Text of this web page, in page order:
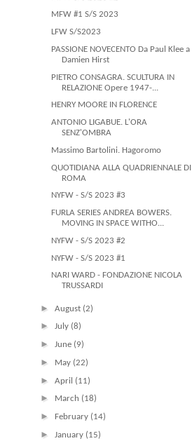
MFW #1 S/S 2023
LFW S/S2023
PASSIONE NOVECENTO Da Paul Klee a
Damien Hirst
PIETRO CONSAGRA. SCULTURA IN
RELAZIONE Opere 1947-...
HENRY MOORE IN FLORENCE
ANTONIO LIGABUE. L'ORA
SENZ'OMBRA
Massimo Bartolini. Hagoromo
QUOTIDIANA ALLA QUADRIENNALE DI
ROMA
NYFW - S/S 2023 #3
FURLA SERIES ANDREA BOWERS.
MOVING IN SPACE WITHO...
NYFW - S/S 2023 #2
NYFW - S/S 2023 #1
NARI WARD - FONDAZIONE NICOLA
TRUSSARDI
► August (2)
► July (8)
► June (9)
► May (22)
► April (11)
► March (18)
► February (14)
► January (15)